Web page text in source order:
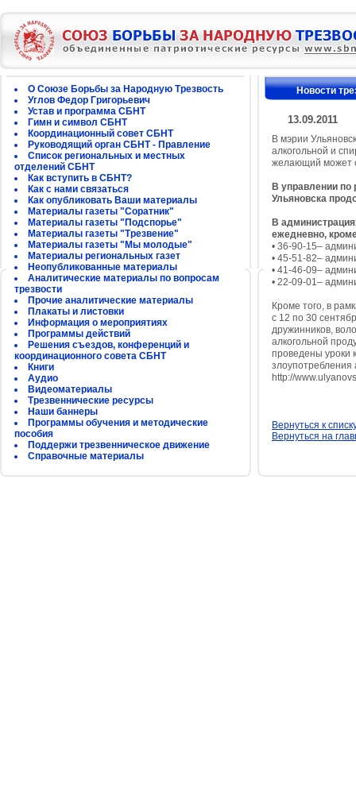
О Союзе Борьбы за Народную Трезвость
Углов Федор Григорьевич
Устав и программа СБНТ
Гимн и символ СБНТ
Координационный совет СБНТ
Руководящий орган СБНТ - Правление
Список региональных и местных
отделений СБНТ
Как вступить в СБНТ?
Как с нами связаться
Как опубликовать Ваши материалы
Материалы газеты "Соратник"
Материалы газеты "Подспорье"
Материалы газеты "Трезвение"
Материалы газеты "Мы молодые"
Материалы региональных газет
Неопубликованные материалы
Аналитические материалы по вопросам
трезвости
Прочие аналитические материалы
Плакаты и листовки
Информация о мероприятиях
Программы действий
Решения съездов, конференций и
координационного совета СБНТ
Книги
Аудио
Видеоматериалы
Трезвеннические ресурсы
Наши баннеры
Программы обучения и методические
пособия
Поддержи трезвенническое движение
Справочные материалы
Новости
13.09.2011
В мэрии
алкогольной и
желающий может
В управлении
Ульяновска
В
ежедневно,
• 36-90-15–
• 45-51-82–
• 41-46-09–
• 22-09-01–
Кроме того, в
с 12 по 30
дружинников,
алкогольной
проведены уроки
злоупотребления
http://
Вернуться к
Вернуться на